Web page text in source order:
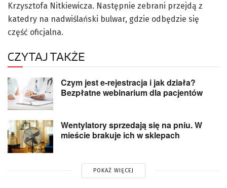
Krzysztofa Nitkiewicza. Następnie zebrani przejdą z
katedry na nadwiślański bulwar, gdzie odbędzie się
część oficjalna.
CZYTAJ TAKŻE
Czym jest e-rejestracja i jak działa?
Bezpłatne webinarium dla pacjentów
Wentylatory sprzedają się na pniu. W
mieście brakuje ich w sklepach
POKAŻ WIĘCEJ